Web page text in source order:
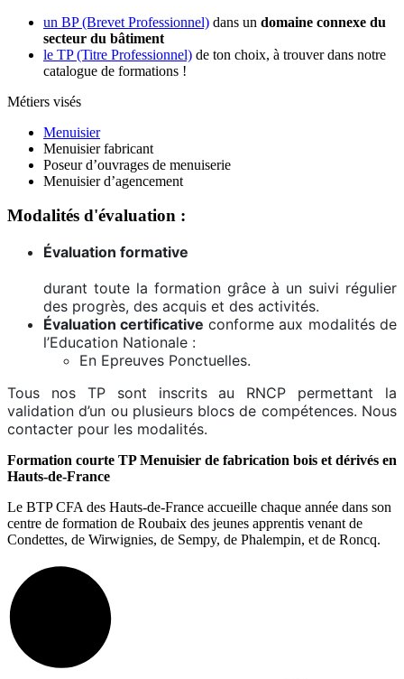
un BP (Brevet Professionnel) dans un domaine connexe du
secteur du bâtiment
le TP (Titre Professionnel) de ton choix, à trouver dans notre
catalogue de formations !
Métiers visés
Menuisier
Menuisier fabricant
Poseur d’ouvrages de menuiserie
Menuisier d’agencement
Modalités d'évaluation :
Évaluation formative
durant toute la formation grâce à un suivi régulier
des progrès, des acquis et des activités.
Évaluation certificative conforme aux modalités de
l’Education Nationale :
En Epreuves Ponctuelles.
Tous nos TP sont inscrits au RNCP permettant la
validation d’un ou plusieurs blocs de compétences. Nous
contacter pour les modalités.
Formation courte TPMenuisier de fabrication bois et dérivés en
Hauts-de-France
Le BTP CFA des Hauts-de-France accueille chaque année dans son
centre de formation de Roubaix des jeunes apprentis venant de
Condettes, de Wirwignies, de Sempy, de Phalempin, et de Roncq.